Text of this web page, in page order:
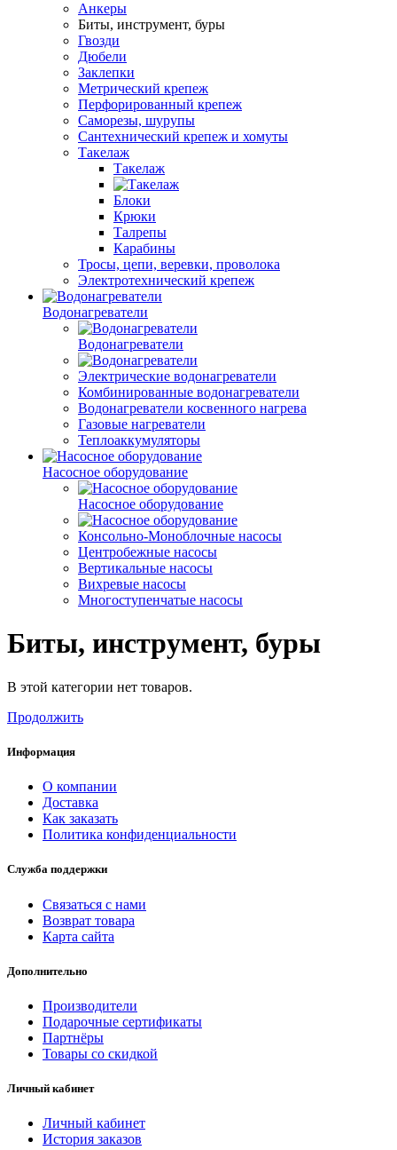
Анкеры
Биты, инструмент, буры
Гвозди
Дюбели
Заклепки
Метрический крепеж
Перфорированный крепеж
Саморезы, шурупы
Сантехнический крепеж и хомуты
Такелаж
Такелаж
Блоки
Крюки
Талрепы
Карабины
Тросы, цепи, веревки, проволока
Электротехнический крепеж
Водонагреватели
Водонагреватели
Электрические водонагреватели
Комбинированные водонагреватели
Водонагреватели косвенного нагрева
Газовые нагреватели
Теплоаккумуляторы
Насосное оборудование
Насосное оборудование
Консольно-Моноблочные насосы
Центробежные насосы
Вертикальные насосы
Вихревые насосы
Многоступенчатые насосы
Биты, инструмент, буры
В этой категории нет товаров.
Продолжить
Информация
О компании
Доставка
Как заказать
Политика конфиденциальности
Служба поддержки
Связаться с нами
Возврат товара
Карта сайта
Дополнительно
Производители
Подарочные сертификаты
Партнёры
Товары со скидкой
Личный кабинет
Личный кабинет
История заказов